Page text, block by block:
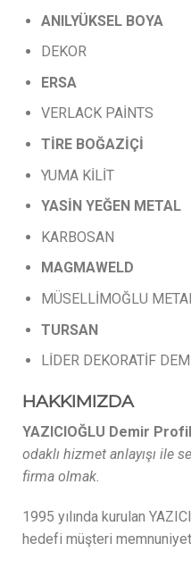
ANILYÜKSEL BOYA
DEKOR
ERSA
VERLACK PAİNTS
TİRE BOĞAZİÇİ
YUMA KİLİT
YASİN YEĞEN METAL
KARBOSAN
MAGMAWELD
MÜSELLİMOĞLU
TURSAN
LİDER DEKORATİF
HAKKIMIZDA
YAZICIOĞLU Demir Profil
odaklı hizmet anlayışı ile
firma olmak.
1995 yılında kurulan
hedefi müşteri